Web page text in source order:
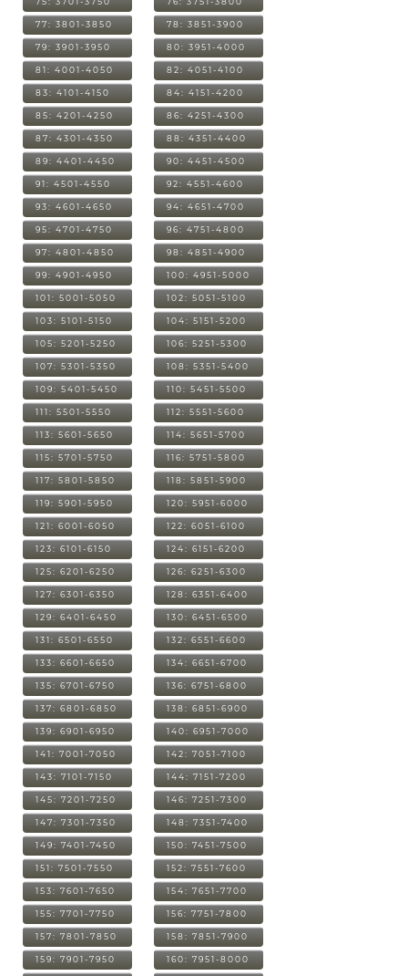
77: 3801-3850 78: 3851-3900
79: 3901-3950 80: 3951-4000
81: 4001-4050 82: 4051-4100
83: 4101-4150 84: 4151-4200
85: 4201-4250 86: 4251-4300
87: 4301-4350 88: 4351-4400
89: 4401-4450 90: 4451-4500
91: 4501-4550 92: 4551-4600
93: 4601-4650 94: 4651-4700
95: 4701-4750 96: 4751-4800
97: 4801-4850 98: 4851-4900
99: 4901-4950 100: 4951-5000
101: 5001-5050 102: 5051-5100
103: 5101-5150 104: 5151-5200
105: 5201-5250 106: 5251-5300
107: 5301-5350 108: 5351-5400
109: 5401-5450 110: 5451-5500
111: 5501-5550 112: 5551-5600
113: 5601-5650 114: 5651-5700
115: 5701-5750 116: 5751-5800
117: 5801-5850 118: 5851-5900
119: 5901-5950 120: 5951-6000
121: 6001-6050 122: 6051-6100
123: 6101-6150 124: 6151-6200
125: 6201-6250 126: 6251-6300
127: 6301-6350 128: 6351-6400
129: 6401-6450 130: 6451-6500
131: 6501-6550 132: 6551-6600
133: 6601-6650 134: 6651-6700
135: 6701-6750 136: 6751-6800
137: 6801-6850 138: 6851-6900
139: 6901-6950 140: 6951-7000
141: 7001-7050 142: 7051-7100
143: 7101-7150 144: 7151-7200
145: 7201-7250 146: 7251-7300
147: 7301-7350 148: 7351-7400
149: 7401-7450 150: 7451-7500
151: 7501-7550 152: 7551-7600
153: 7601-7650 154: 7651-7700
155: 7701-7750 156: 7751-7800
157: 7801-7850 158: 7851-7900
159: 7901-7950 160: 7951-8000